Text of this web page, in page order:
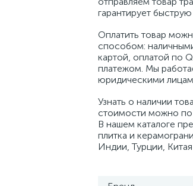
гарантирует
Оплатить товар
способом:
картой, оплатой по
платежом. Мы
юридическими
Узнать о наличии
стоимости можно по
В нашем каталоге
плитка и
Индии, Турции,